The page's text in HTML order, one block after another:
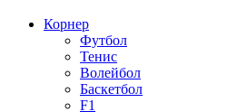
Корнер
Футбол
Тенис
Волейбол
Баскетбол
F1